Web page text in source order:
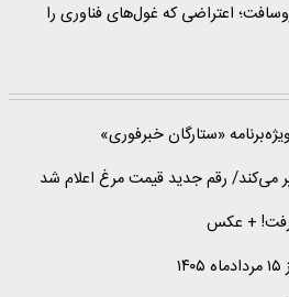
اعتراضی که غول‌های فناوری را
«ستارگان خبرفوری»
می‌کند/ رقم جدید قیمت مرغ اعلام شد
گرفت! + عکس